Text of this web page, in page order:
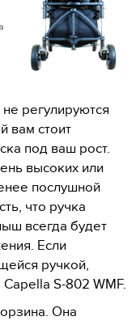
регулируются
вам стоит
под ваш рост.
высоких или
послушной
что ручка
всегда будет
Если
ручкой,
S-802 WMF.
Она